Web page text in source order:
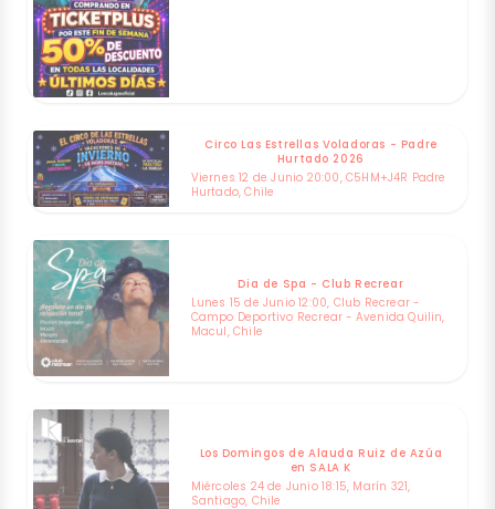
Circo Las Estrellas Voladoras - Padre
Hurtado 2026
Viernes 12 de Junio 20:00, C5HM+J4R Padre
Hurtado, Chile
Dia de Spa - Club Recrear
Lunes 15 de Junio 12:00, Club Recrear -
Campo Deportivo Recrear - Avenida Quilin,
Macul, Chile
Los Domingos de Alauda Ruiz de Azúa
en SALA K
Miércoles 24 de Junio 18:15, Marín 321,
Santiago, Chile